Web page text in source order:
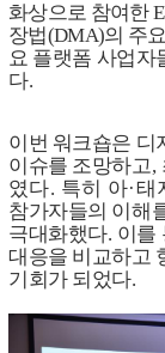
화상으로 참여한
장법(DMA)의 주
요 플랫폼 사업자
다.
이번 워크숍은 디
이슈를 조망하고,
였다. 특히 아·태
참가자들의 이해
극대화했다. 이를
대응을 비교하고
기회가 되었다.